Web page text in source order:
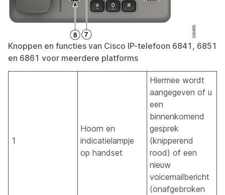
Knoppen en functies van Cisco IP-telefoon 6841, 6851
en 6861 voor meerdere platforms
1
Hoorn en
indicatielampje
op handset
Hiermee wordt
aangegeven of u
een
binnenkomend
gesprek
(knipperend
rood) of een
nieuw
voicemailbericht
(onafgebroken